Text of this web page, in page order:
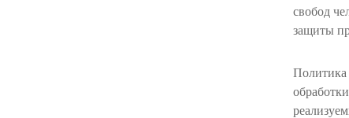
свобод
защиты
Политика